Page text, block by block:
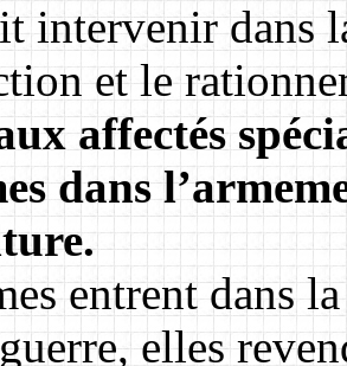
intervenir dans
et le
affectés
dans
entrent dans
elles